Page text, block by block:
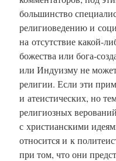
большинство
религиоведению и
на отсутствие какой-
божества или бога-
или Индуизму не может
религии. Если эти
и атеистических, но
религиозных
с христианскими
относится и к
при том, что они